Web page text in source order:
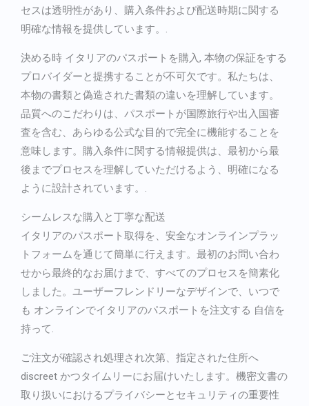
セスは透明性があり、購入条件および配送時期に関する
明確な情報を提供しています。.
決める時 イタリアのパスポートを購入, 本物の保証をする
プロバイダーと提携することが不可欠です。私たちは、
本物の書類と偽造された書類の違いを理解しています。
品質へのこだわりは、パスポートが国際旅行や出入国審
査を含む、あらゆる公式な目的で完全に機能することを
意味します。購入条件に関する情報提供は、最初から最
後までプロセスを理解していただけるよう、明確になる
ように設計されています。.
シームレスな購入と丁寧な配送
イタリアのパスポート取得を、安全なオンラインプラッ
トフォームを通じて簡単に行えます。最初のお問い合わ
せから最終的なお届けまで、すべてのプロセスを簡素化
しました。ユーザーフレンドリーなデザインで、いつで
も オンラインでイタリアのパスポートを注文する 自信を
持って.
ご注文が確認され処理され次第、指定された住所へ
discreet かつタイムリーにお届けいたします。機密文書の
取り扱いにおけるプライバシーとセキュリティの重要性